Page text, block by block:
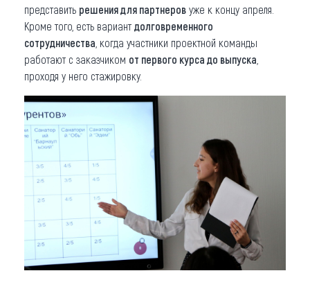
представить решения для партнеров уже к концу апреля.
Кроме того, есть вариант долговременного
сотрудничества , когда участники проектной команды
работают с заказчиком от первого курса до выпуска
проходя у него стажировку.